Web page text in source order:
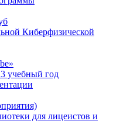
Киберфизической
учебный год
для лицеистов и